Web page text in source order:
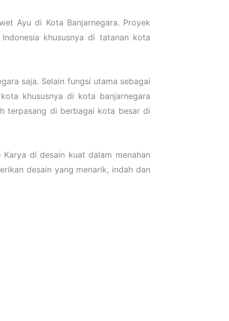
Ayu di Kota Banjarnegara. Proyek
khususnya di tatanan kota
saja. Selain fungsi utama sebagai
khususnya di kota banjarnegara
terpasang di berbagai kota besar di
di desain kuat dalam menahan
desain yang menarik, indah dan